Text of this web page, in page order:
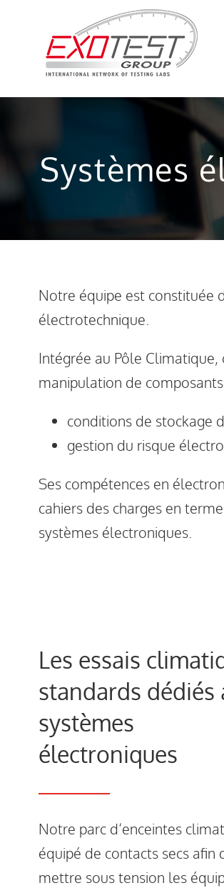
contenu
Systèmes
Notre équipe est constituée
électrotechnique.
Intégrée au Pôle
manipulation de
conditions de stockage
gestion du risque
Ses compétences en
cahiers des charges en
systèmes électroniques.
Les essais
standards dédiés
systèmes
électroniques
Notre parc d’enceintes
équipé de contacts secs afin
mettre sous tension les